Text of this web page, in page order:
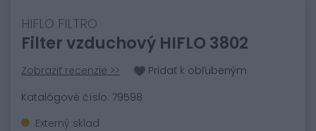
HIFLO FILTRO
Filter vzduchový HIFLO 3802
Zobraziť recenzie >>
Pridať k obľubeným
Katalógové číslo: 79598
Externý sklad